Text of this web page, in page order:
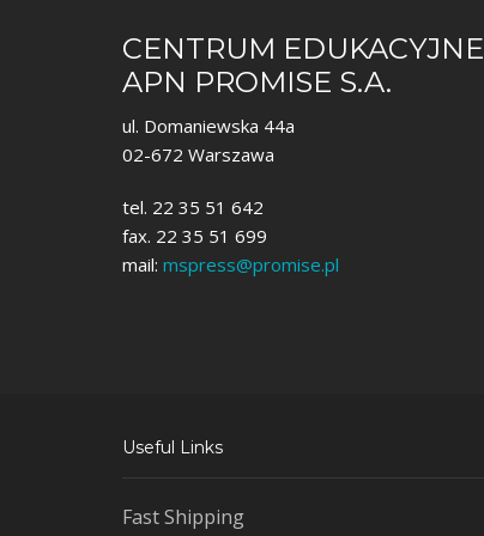
CENTRUM EDUKACYJNE
APN PROMISE S.A.
ul. Domaniewska 44a
02-672 Warszawa
tel. 22 35 51 642
fax. 22 35 51 699
mail: mspress@promise.pl
Useful Links
Fast Shipping